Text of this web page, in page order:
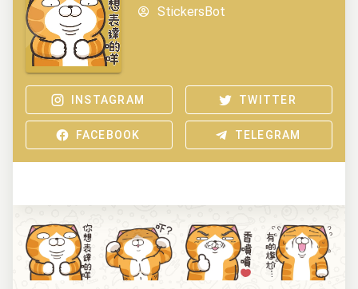
StickersBot
INSTAGRAM TWITTER
FACEBOOK TELEGRAM